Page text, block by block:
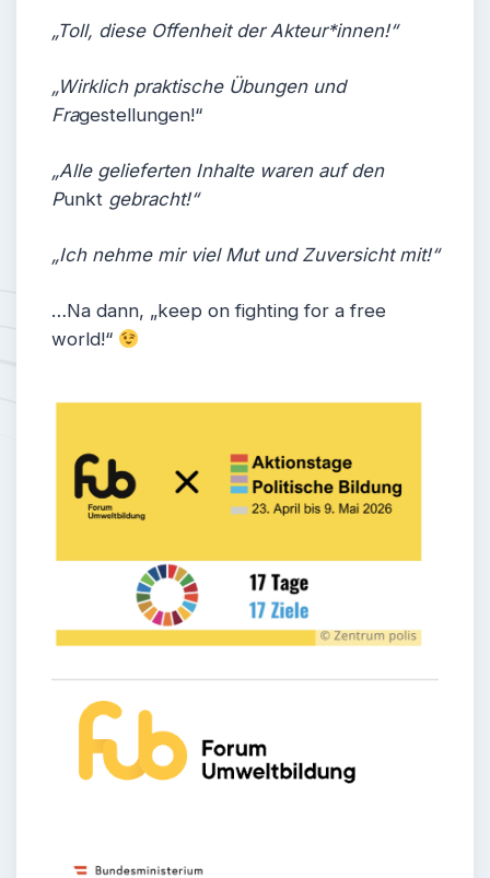
„Toll, diese Offenheit der Akteur*innen!“
„Wirklich praktische Übungen und
Fragestellungen!“
„Alle gelieferten Inhalte waren auf den
Punkt gebracht!“
„Ich nehme mir viel Mut und Zuversicht mit!“
…Na dann, „keep on fighting for a free
world!“